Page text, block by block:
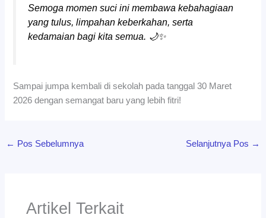
Semoga momen suci ini membawa kebahagiaan
yang tulus, limpahan keberkahan, serta
kedamaian bagi kita semua. 🌙✨
Sampai jumpa kembali di sekolah pada tanggal 30 Maret
2026 dengan semangat baru yang lebih fitri!
← Pos Sebelumnya Selanjutnya Pos →
Artikel Terkait